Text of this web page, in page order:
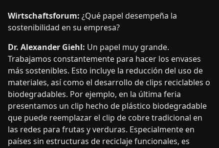
Wirtschaftsforum: ¿Qué papel desempeña la
sostenibilidad en su empresa?
Dr. Alexander Giehl: Un papel muy grande.
Trabajamos constantemente para hacer los envases
más sostenibles. Esto incluye la reducción del uso de
materiales, así como el desarrollo de clips reciclables o
biodegradables. Por ejemplo, en la última feria
presentamos un clip hecho de plástico biodegradable
que puede reemplazar el clip de cobre tradicional en
las redes para frutas y verduras. Especialmente en
países sin estructuras de reciclaje funcionales, es